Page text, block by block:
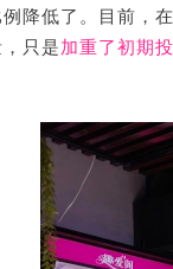
降低了。目前，
只是加重了初期